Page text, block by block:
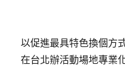
以促進最具特色換個方
在台北辦活動場地專業